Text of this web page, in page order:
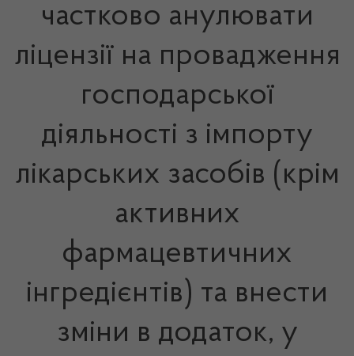
частково анулювати
ліцензії на провадження
господарської
діяльності з імпорту
лікарських засобів (крім
активних
фармацевтичних
інгредієнтів) та внести
зміни в додаток, у